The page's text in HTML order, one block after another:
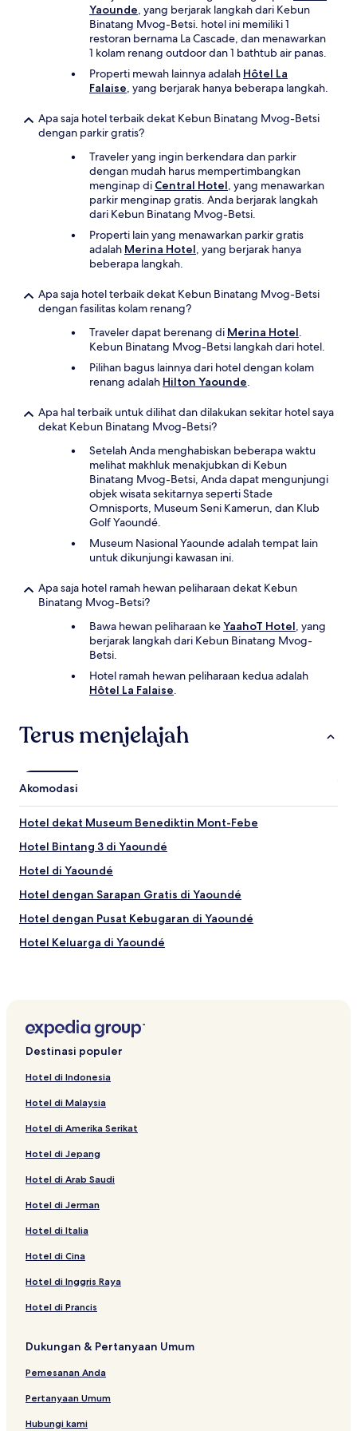
Yaounde, yang berjarak langkah dari Kebun
Binatang Mvog-Betsi. hotel ini memiliki 1
restoran bernama La Cascade, dan menawarkan
1 kolam renang outdoor dan 1 bathtub air panas.
Properti mewah lainnya adalah Hôtel La
Falaise, yang berjarak hanya beberapa langkah.
Apa saja hotel terbaik dekat Kebun Binatang Mvog-Betsi
dengan parkir gratis?
Traveler yang ingin berkendara dan parkir
dengan mudah harus mempertimbangkan
menginap di Central Hotel, yang menawarkan
parkir menginap gratis. Anda berjarak langkah
dari Kebun Binatang Mvog-Betsi.
Properti lain yang menawarkan parkir gratis
adalah Merina Hotel, yang berjarak hanya
beberapa langkah.
Apa saja hotel terbaik dekat Kebun Binatang Mvog-Betsi
dengan fasilitas kolam renang?
Traveler dapat berenang di Merina Hotel.
Kebun Binatang Mvog-Betsi langkah dari hotel.
Pilihan bagus lainnya dari hotel dengan kolam
renang adalah Hilton Yaounde.
Apa hal terbaik untuk dilihat dan dilakukan sekitar hotel saya
dekat Kebun Binatang Mvog-Betsi?
Setelah Anda menghabiskan beberapa waktu
melihat makhluk menakjubkan di Kebun
Binatang Mvog-Betsi, Anda dapat mengunjungi
objek wisata sekitarnya seperti Stade
Omnisports, Museum Seni Kamerun, dan Klub
Golf Yaoundé.
Museum Nasional Yaounde adalah tempat lain
untuk dikunjungi kawasan ini.
Apa saja hotel ramah hewan peliharaan dekat Kebun
Binatang Mvog-Betsi?
Bawa hewan peliharaan keYaahoT Hotel, yang
berjarak langkah dari Kebun Binatang Mvog-
Betsi.
Hotel ramah hewan peliharaan kedua adalah
Hôtel La Falaise.
Terus menjelajah
Akomodasi
Hotel dekat Museum Benediktin Mont-Febe
Hotel Bintang 3 di Yaoundé
Hotel di Yaoundé
Hotel dengan Sarapan Gratis di Yaoundé
Hotel dengan Pusat Kebugaran di Yaoundé
Hotel Keluarga di Yaoundé
Hotel dekat Kedutaan Besar Italia
Hotel di Mefou-et-Afamba
Hotel Mewah di Yaoundé
Hotel di Mfoundi
Hotel di Pusat Kota
Hotel dengan Dapur Kecil di Yaoundé
Resor & Hotel dengan Spa di Yaoundé
Hotel dengan Kolam Renang di Yaoundé
Hotel Bintang 2 di Yaoundé
Destinasi populer
Hotel di Indonesia
Hotel di Malaysia
Hotel di Amerika Serikat
Hotel di Jepang
Hotel di Arab Saudi
Hotel di Jerman
Hotel di Italia
Hotel di Cina
Hotel di Inggris Raya
Hotel di Prancis
Dukungan & Pertanyaan Umum
Pemesanan Anda
Pertanyaan Umum
Hubungi kami